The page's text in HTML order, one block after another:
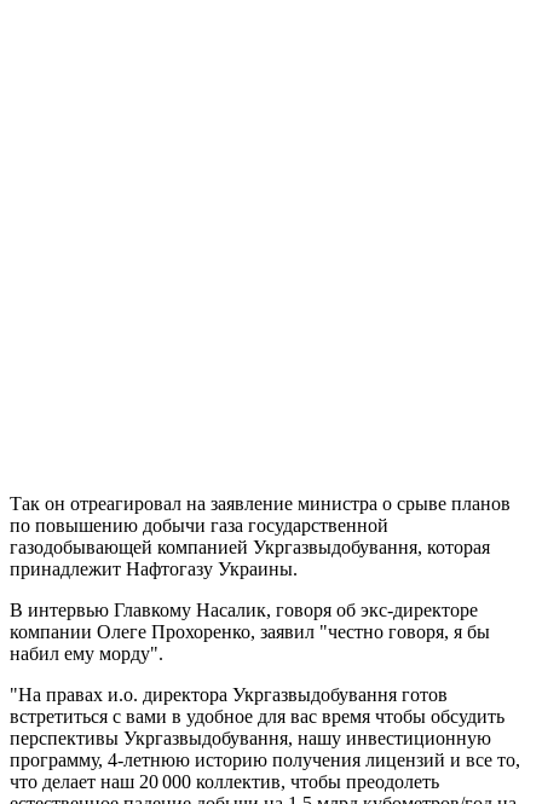
Так он отреагировал на заявление министра о срыве планов
по повышению добычи газа государственной
газодобывающей компанией Укргазвыдобування, которая
принадлежит Нафтогазу Украины.
В интервью Главкому Насалик, говоря об экс-директоре
компании Олеге Прохоренко, заявил "честно говоря, я бы
набил ему морду".
"На правах и.о. директора Укргазвыдобування готов
встретиться с вами в удобное для вас время чтобы обсудить
перспективы Укргазвыдобування, нашу инвестиционную
программу, 4-летнюю историю получения лицензий и все то,
что делает наш 20 000 коллектив, чтобы преодолеть